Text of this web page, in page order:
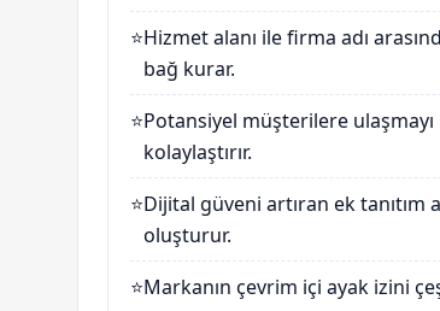
⭐Hizmet alanı ile firma adı
bağ kurar.
⭐Potansiyel müşterilere ulaşmayı
kolaylaştırır.
⭐Dijital güveni artıran ek tanıtım
oluşturur.
⭐Markanın çevrim içi ayak izini